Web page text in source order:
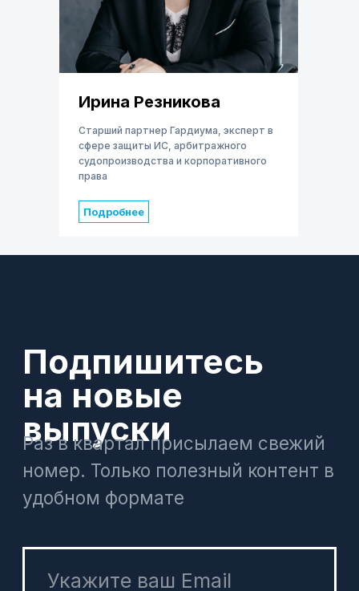
Ирина Резникова
Старший партнер Гардиума, эксперт в
сфере защиты ИС, арбитражного
судопроизводства и корпоративного
права
Подробнее